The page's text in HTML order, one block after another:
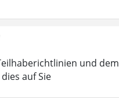
und dem
auf Sie